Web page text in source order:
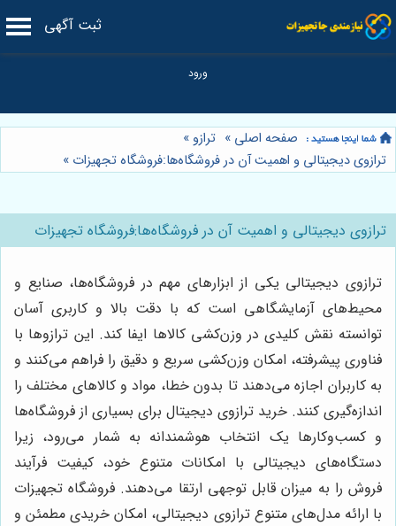
ثبت آگهی
صفحه اصلی » ترازو »
ترازوی دیجیتالی و اهمیت آن در فروشگاه‌ها:فروشگاه تجهیزات »
ترازوی دیجیتالی و اهمیت آن در فروشگاه‌ها:فروشگاه تجهیزات
ترازوی دیجیتالی یکی از ابزارهای مهم در فروشگاه‌ها، صنایع و
محیط‌های آزمایشگاهی است که با دقت بالا و کاربری آسان
توانسته نقش کلیدی در وزن‌کشی کالاها ایفا کند. این ترازوها با
فناوری پیشرفته، امکان وزن‌کشی سریع و دقیق را فراهم می‌کنند و
به کاربران اجازه می‌دهند تا بدون خطا، مواد و کالاهای مختلف را
اندازه‌گیری کنند. خرید ترازوی دیجیتال برای بسیاری از فروشگاه‌ها
و کسب‌وکارها یک انتخاب هوشمندانه به شمار می‌رود، زیرا
دستگاه‌های دیجیتالی با امکانات متنوع خود، کیفیت فرآیند
فروش را به میزان قابل توجهی ارتقا می‌دهند. فروشگاه تجهیزات
با ارائه مدل‌های متنوع ترازوی دیجیتالی، امکان خریدی مطمئن و